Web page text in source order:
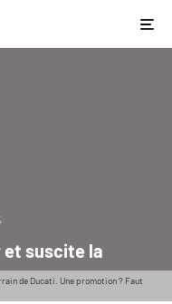
de Ducati. Une promotion ? Faut
et suscite la